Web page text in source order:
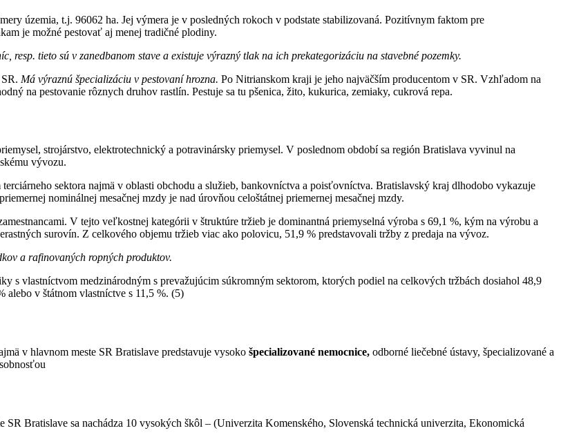
územia, t.j. 96062 ha. Jej výmera je v posledných rokoch v podstate stabilizovaná. Pozitívnym faktom pre
je možné pestovať aj menej tradičné plodiny.
resp. tieto sú v zanedbanom stave a existuje výrazný tlak na ich prekategorizáciu na stavebné pozemky.
Má výraznú špecializáciu v pestovaní hrozna. Po Nitrianskom kraji je jeho najväčším producentom v SR. Vzhľadom na
na pestovanie rôznych druhov rastlín. Pestuje sa tu pšenica, žito, kukurica, zemiaky, cukrová repa.
strojárstvo, elektrotechnický a potravinársky priemysel. V poslednom období sa región Bratislava vyvinul na
vývozu.
sektora najmä v oblasti obchodu a služieb, bankovníctva a poisťovníctva. Bratislavský kraj dlhodobo vykazuje
nominálnej mesačnej mzdy je nad úrovňou celoštátnej priemernej mesačnej mzdy.
V tejto veľkostnej kategórii v štruktúre tržieb je dominantná priemyselná výroba s 69,1 %, kým na výrobu a
surovín. Z celkového objemu tržieb viac ako polovicu, 51,9 % predstavovali tržby z predaja na vývoz.
a rafinovaných ropných produktov.
s vlastníctvom medzinárodným s prevažujúcim súkromným sektorom, ktorých podiel na celkových tržbách dosiahol 48,9
alebo v štátnom vlastníctve s 11,5 %. (5)
v hlavnom meste SR Bratislave predstavuje vysoko špecializované nemocnice, odborné liečebné ústavy, špecializované a
SR Bratislave sa nachádza 10 vysokých škôl – (Univerzita Komenského, Slovenská technická univerzita, Ekonomická